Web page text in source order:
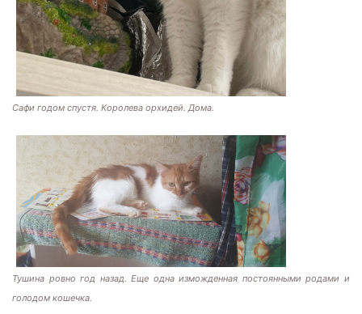
Сафи годом спустя. Королева орхидей. Дома.
Тушина ровно год назад. Еще одна изможденная постоянными родами и
голодом кошечка.